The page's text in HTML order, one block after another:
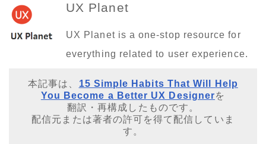
UX Planet
UX Planet is a one-stop resource for
everything related to user experience.
本記事は、 15 Simple Habits That Will Help
You Become a Better UX Designerを
翻訳・再構成したものです。
配信元または著者の許可を得て配信していま
す。